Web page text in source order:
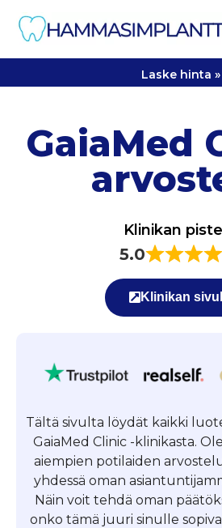
Laske hinta »
GaiaMed
Klinikan
5.0
Klinikan
Tältä sivulta löydät kaikki
GaiaMed Clinic -klinikasta.
aiempien potilaiden
yhdessä oman
Näin voit tehdä oman
onko tämä juuri sinulle